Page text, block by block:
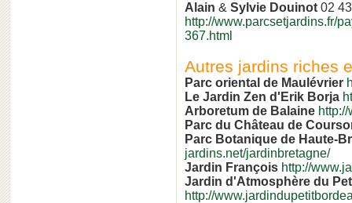
Alain & Sylvie Douinot 02
http://www.parcsetjardins.fr/
367.html
Autres jardins riches
Parc oriental de Maulévrier
Le Jardin Zen d'Erik Borja
Arboretum de Balaine
Parc du Château de
Parc Botanique de Haute-
jardins.net/jardinbretagne/
Jardin François http://
Jardin d'Atmosphère du
http://